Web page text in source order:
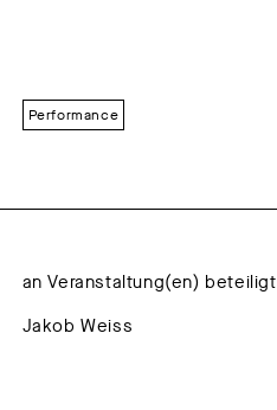
Performance
an Veranstaltung(en) beteiligt
Jakob Weiss